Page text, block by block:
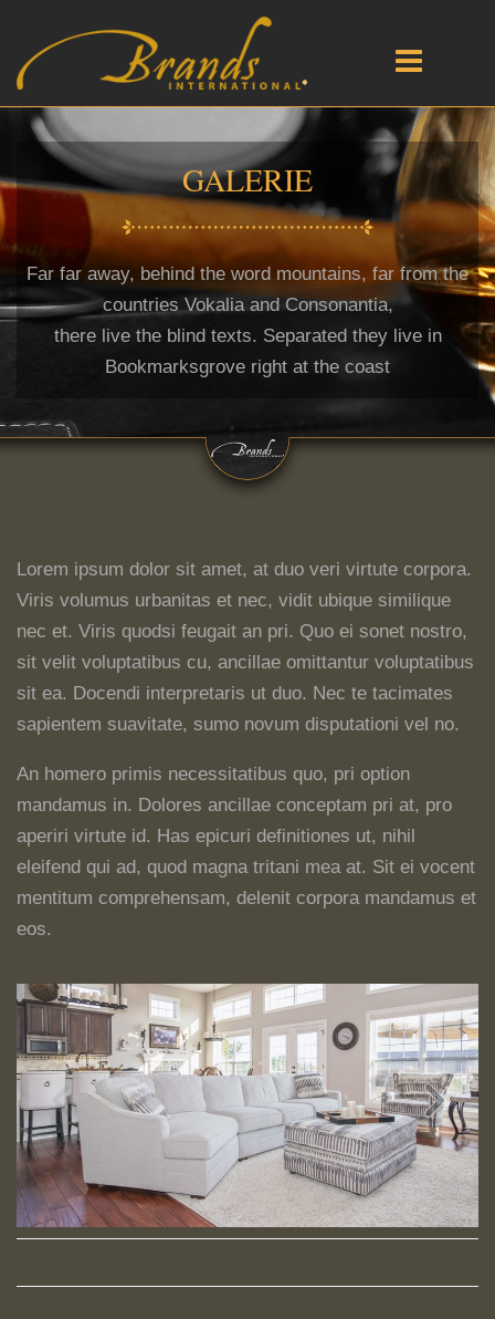
GALERIE
Far far away, behind the word mountains, far from the
countries Vokalia and Consonantia,
there live the blind texts. Separated they live in
Bookmarksgrove right at the coast
Lorem ipsum dolor sit amet, at duo veri virtute corpora.
Viris volumus urbanitas et nec, vidit ubique similique
nec et. Viris quodsi feugait an pri. Quo ei sonet nostro,
sit velit voluptatibus cu, ancillae omittantur voluptatibus
sit ea. Docendi interpretaris ut duo. Nec te tacimates
sapientem suavitate, sumo novum disputationi vel no.
An homero primis necessitatibus quo, pri option
mandamus in. Dolores ancillae conceptam pri at, pro
aperiri virtute id. Has epicuri definitiones ut, nihil
eleifend qui ad, quod magna tritani mea at. Sit ei vocent
mentitum comprehensam, delenit corpora mandamus et
eos.